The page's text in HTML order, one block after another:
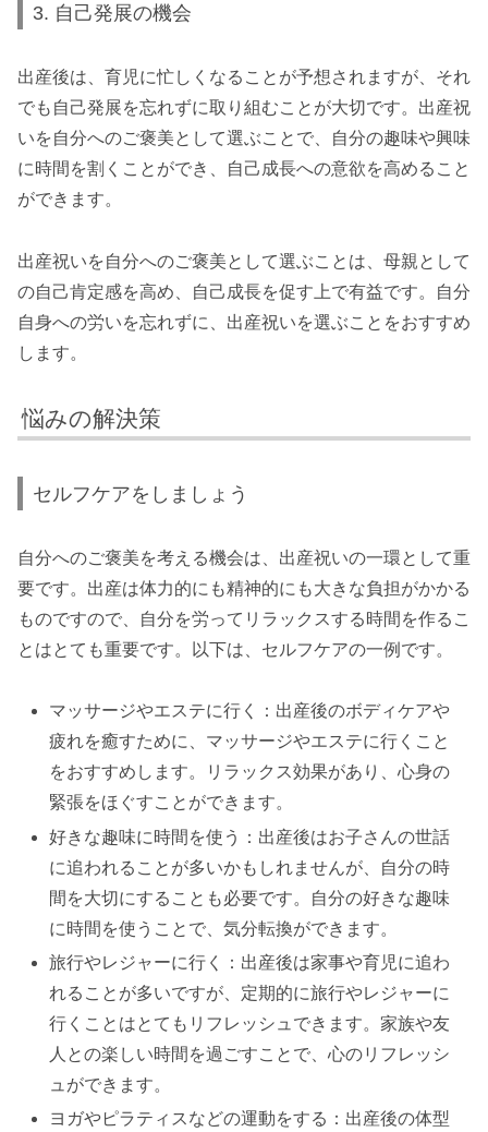
3. 自己発展の機会
出産後は、育児に忙しくなることが予想されますが、それ
でも自己発展を忘れずに取り組むことが大切です。出産祝
いを自分へのご褒美として選ぶことで、自分の趣味や興味
に時間を割くことができ、自己成長への意欲を高めること
ができます。
出産祝いを自分へのご褒美として選ぶことは、母親として
の自己肯定感を高め、自己成長を促す上で有益です。自分
自身への労いを忘れずに、出産祝いを選ぶことをおすすめ
します。
悩みの解決策
セルフケアをしましょう
自分へのご褒美を考える機会は、出産祝いの一環として重
要です。出産は体力的にも精神的にも大きな負担がかかる
ものですので、自分を労ってリラックスする時間を作るこ
とはとても重要です。以下は、セルフケアの一例です。
マッサージやエステに行く：出産後のボディケアや
疲れを癒すために、マッサージやエステに行くこと
をおすすめします。リラックス効果があり、心身の
緊張をほぐすことができます。
好きな趣味に時間を使う：出産後はお子さんの世話
に追われることが多いかもしれませんが、自分の時
間を大切にすることも必要です。自分の好きな趣味
に時間を使うことで、気分転換ができます。
旅行やレジャーに行く：出産後は家事や育児に追わ
れることが多いですが、定期的に旅行やレジャーに
行くことはとてもリフレッシュできます。家族や友
人との楽しい時間を過ごすことで、心のリフレッシ
ュができます。
ヨガやピラティスなどの運動をする：出産後の体型